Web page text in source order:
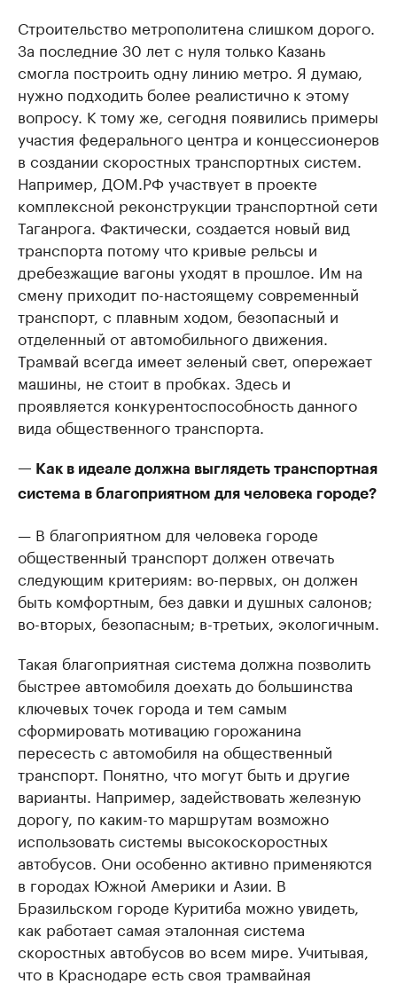
Строительство метрополитена слишком дорого.
За последние 30 лет с нуля только Казань
смогла построить одну линию метро. Я думаю,
нужно подходить более реалистично к этому
вопросу. К тому же, сегодня появились примеры
участия федерального центра и концессионеров
в создании скоростных транспортных систем.
Например, ДОМ.РФ участвует в проекте
комплексной реконструкции транспортной сети
Таганрога. Фактически, создается новый вид
транспорта потому что кривые рельсы и
дребезжащие вагоны уходят в прошлое. Им на
смену приходит по-настоящему современный
транспорт, с плавным ходом, безопасный и
отделенный от автомобильного движения.
Трамвай всегда имеет зеленый свет, опережает
машины, не стоит в пробках. Здесь и
проявляется конкурентоспособность данного
вида общественного транспорта.
— Как в идеале должна выглядеть транспортная
система в благоприятном для человека городе?
— В благоприятном для человека городе
общественный транспорт должен отвечать
следующим критериям: во-первых, он должен
быть комфортным, без давки и душных салонов;
во-вторых, безопасным; в-третьих, экологичным.
Такая благоприятная система должна позволить
быстрее автомобиля доехать до большинства
ключевых точек города и тем самым
сформировать мотивацию горожанина
пересесть с автомобиля на общественный
транспорт. Понятно, что могут быть и другие
варианты. Например, задействовать железную
дорогу, по каким-то маршрутам возможно
использовать системы высокоскоростных
автобусов. Они особенно активно применяются
в городах Южной Америки и Азии. В
Бразильском городе Куритиба можно увидеть,
как работает самая эталонная система
скоростных автобусов во всем мире. Учитывая,
что в Краснодаре есть своя трамвайная